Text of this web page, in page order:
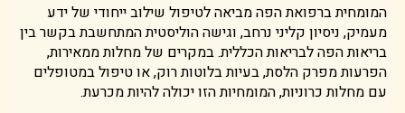
המומחית ברפואת הפה מביאה לטיפול שילוב ייחודי של ידע
מעמיק, ניסיון קליני נרחב, וגישה הוליסטית המתחשבת בקשר בין
בריאות הפה לבריאות הכללית. במקרים של מחלות ממאירות,
הפרעות מפרק הלסת, בעיות בלוטות רוק, או טיפול במטופלים
עם מחלות כרוניות, המומחיות הזו יכולה להיות מכרעת.